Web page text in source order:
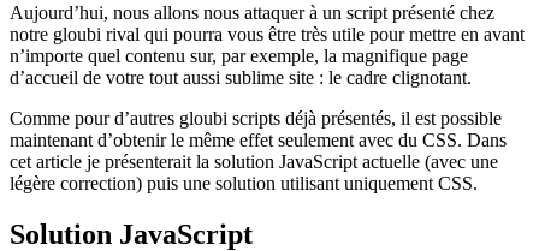
Aujourd’hui, nous allons nous attaquer à un script présenté chez
notre gloubi rival qui pourra vous être très utile pour mettre en avant
n’importe quel contenu sur, par exemple, la magnifique page
d’accueil de votre tout aussi sublime site : le cadre clignotant.
Comme pour d’autres gloubi scripts déjà présentés, il est possible
maintenant d’obtenir le même effet seulement avec du CSS. Dans
cet article je présenterait la solution JavaScript actuelle (avec une
légère correction) puis une solution utilisant uniquement CSS.
Solution JavaScript